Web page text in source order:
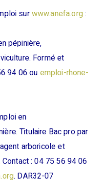
surwww.anefa.org:
pépinière,
Formé et
94 06 ou emploi-rhone-
en
Titulaire Bac pro par
arboricole et
: 04 75 56 94 06
. DAR32-07